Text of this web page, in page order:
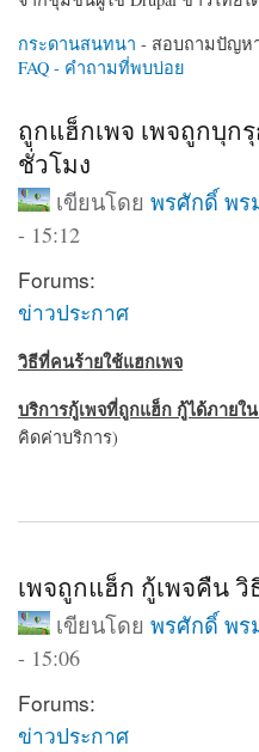
กระดานสนทนา - สอบถามปัญห
FAQ - คำถามที่พบบ่อย
ถูกแฮ็กเพจ เพจถูกบุก
ชั่วโมง
เขียนโดย พรศักดิ์ พร
- 15:12
Forums:
ข่าวประกาศ
วิธีที่คนร้ายใช้แฮกเพจ
บริการกู้เพจที่ถูกแฮ็ก กู้ได้ภายใน
คิดค่าบริการ)
about ถูกแฮ็กเพจ เพจถูกบุ
เพจถูกแฮ็ก กู้เพจคืน
เขียนโดย พรศักดิ์ พร
- 15:06
Forums:
ข่าวประกาศ